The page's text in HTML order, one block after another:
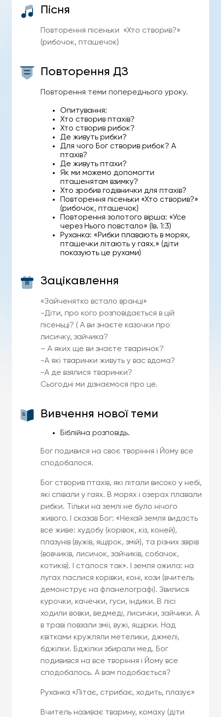
Пісня
Повторення пісеньки «Хто створив?»
(рибочок, пташечок)
Повторення ДЗ
Повторення теми попереднього уроку.
Опитування:
Хто створив птахів?
Хто створив рибок?
Де живуть рибки?
Для чого Бог створив рибок? А
птахів?
Де живуть птахи?
Як ми можемо допомогти
пташенятам взимку?
Хто зробив годівнички для птахів?
Повторення пісеньки «Хто створив?»
(рибочок, пташечок)
Повторення золотого вірша: «Усе
через Нього повстало» (Ів. 1:3)
Руханка: «Рибки плавають в морях,
пташечки літають у гаях.» (діти
показують це рухами)
Зацікавлення
«Зайченятко встало вранці»
-Діти, про кого розповідається в цій
пісеньці? ( А ви знаєте казочки про
лисичку, зайчика?
– А яких ще ви знаєте тваринок?
-А які тваринки живуть у вас вдома?
-А де взялися тваринки?
Сьогодні ми дізнаємося про це.
Вивчення нової теми
Біблійна розповідь.
Бог подивися на своє творіння і Йому все
сподобалося.
Бог створив птахів, які літали високо у небі,
які співали у гаях. В морях і озерах плавали
рибки. Тільки на землі не було нічого
живого. І сказав Бог: «Нехай земля видасть
все живе: худобу (корівок, кіз, коней),
плазунів (вужів, ящірок, змій), та різних звірів
(вовчиків, лисичок, зайчиків, собачок,
котиків). І сталося так». І земля ожила: на
лугах паслися корівки, коні, кози (вчитель
демонструє на фланелографі). Звилися
курочки, качечки, гуси, індики. В лісі
ходили вовки, ведмеді, лисички, зайчики. А
в траві повзали змії, вужі, ящірки. Над
квітками кружляли метелики, джмелі,
бджілки. Бджілки збирали мед. Бог
подивився на все творіння і Йому все
сподобалось. А вам подобається?
Руханка «Літає, стрибає, ходить, плазує»
Вчитель називає тварину, комаху (діти